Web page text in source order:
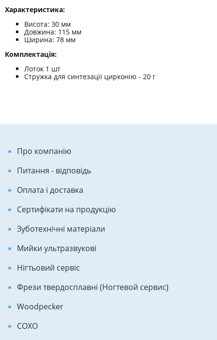
Характеристика:
Висота: 30 мм
Довжина: 115 мм
Ширина: 78 ​​мм
Комплектація:
Лоток 1 шт
Стружка для синтезації цирконію - 20 г
Про компанію
Питання - відповідь
Оплата і доставка
Сертифікати на продукцію
Зуботехнічні матеріали
Мийки ультразвукові
Нігтьовий сервіс
Фрези твердосплавні (Ногтевой сервис)
Woodpecker
COXO